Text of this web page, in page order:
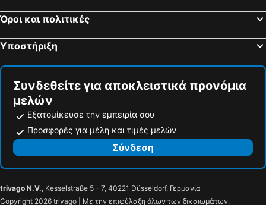
Όροι και πολιτικές
Υποστήριξη
Συνδεθείτε για αποκλειστικά προνόμια
μελών
Εξατομίκευσε την εμπειρία σου
Προσφορές για μέλη και τιμές μελών
Σύνδεση
trivago N.V., Kesselstraße 5 – 7, 40221 Düsseldorf, Γερμανία
Copyright 2026 trivago | Με την επιφύλαξη όλων των δικαιωμάτων.